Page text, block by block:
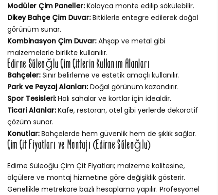
Modüler Çim Paneller:Kolayca monte edilip sökülebilir.
Dikey Bahçe Çim Duvar:Bitkilerle entegre edilerek doğal
görünüm sunar.
Kombinasyon Çim Duvar:Ahşap ve metal gibi
malzemelerle birlikte kullanılır.
Edirne Süleoğlu Çim Çitlerin Kullanım Alanları
Bahçeler:Sınır belirleme ve estetik amaçlı kullanılır.
Park ve Peyzaj Alanları:Doğal görünüm kazandırır.
Spor Tesisleri:Halı sahalar ve kortlar için idealdir.
Ticari Alanlar:Kafe, restoran, otel gibi yerlerde dekoratif
çözüm sunar.
Konutlar:Bahçelerde hem güvenlik hem de şıklık sağlar.
Çim Çit Fiyatları ve Montajı (Edirne Süleoğlu)
Edirne Süleoğlu Çim Çit Fiyatları; malzeme kalitesine,
ölçülere ve montaj hizmetine göre değişiklik gösterir.
Genellikle metrekare bazlı hesaplama yapılır. Profesyonel